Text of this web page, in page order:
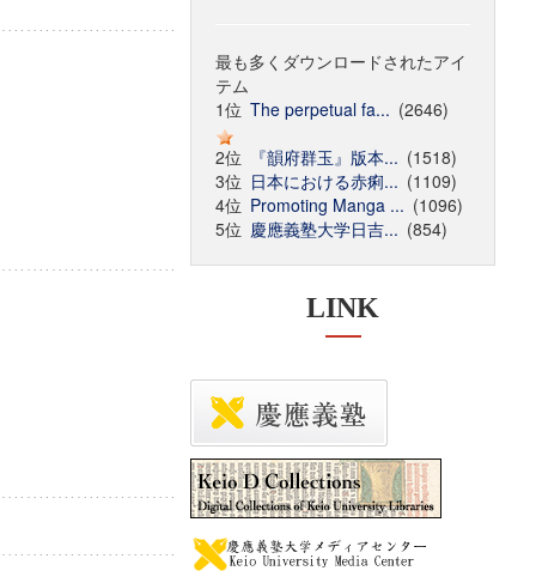
最も多くダウンロードされたアイ
テム
1位 The perpetual fa... (2646)
2位
『韻府群玉』版本... (1518)
3位 日本における赤痢... (1109)
4位 Promoting Manga ... (1096)
5位 慶應義塾大学日吉... (854)
LINK